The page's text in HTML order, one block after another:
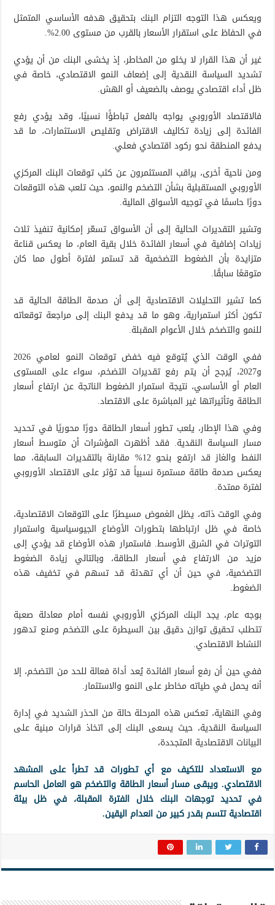
ويعكس هذا التوجه التزام البنك بتحقيق هدفه الأساسي المتمثل
في الحفاظ على استقرار الأسعار بالقرب من مستوى 2.00%.
غير أن هذا القرار لا يخلو من المخاطر، إذ يخشى البنك من أن يؤدي
تشديد السياسة النقدية إلى إضعاف النمو الاقتصادي، خاصة في
ظل أداء اقتصادي يوصف بالضعيف أو الهش.
فالاقتصاد الأوروبي يواجه بالفعل تباطؤًا نسبيًا، وقد يؤدي رفع
الفائدة إلى زيادة تكاليف الاقتراض وتقليص الاستثمارات، ما قد
يدفع المنطقة نحو ركود اقتصادي فعلي.
ومن ناحية أخرى، يراقب المستثمرون عن كثب توقعات البنك المركزي
الأوروبي المستقبلية بشأن التضخم والنمو، حيث تلعب هذه التوقعات
دورًا حاسمًا في توجيه الأسواق المالية.
وتشير التقديرات الحالية إلى أن الأسواق تسعّر إمكانية تنفيذ ثلاث
زيادات إضافية في أسعار الفائدة خلال بقية العام، ما يعكس قناعة
متزايدة بأن الضغوط التضخمية قد تستمر لفترة أطول مما كان
متوقعًا سابقًا.
كما تشير التحليلات الاقتصادية إلى أن صدمة الطاقة الحالية قد
تكون أكثر استمرارية، وهو ما قد يدفع البنك إلى مراجعة توقعاته
للنمو والتضخم خلال الأعوام المقبلة.
ففي الوقت الذي يُتوقع فيه خفض توقعات النمو لعامي 2026
و2027، يُرجح أن يتم رفع تقديرات التضخم، سواء على المستوى
العام أو الأساسي، نتيجة استمرار الضغوط الناتجة عن ارتفاع أسعار
الطاقة وتأثيراتها غير المباشرة على الاقتصاد.
وفي هذا الإطار، يلعب تطور أسعار الطاقة دورًا محوريًا في تحديد
مسار السياسة النقدية. فقد أظهرت المؤشرات أن متوسط أسعار
النفط والغاز قد ارتفع بنحو 12% مقارنة بالتقديرات السابقة، مما
يعكس صدمة طاقة مستمرة نسبياً قد تؤثر على الاقتصاد الأوروبي
لفترة ممتدة.
وفي الوقت ذاته، يظل الغموض مسيطرًا على التوقعات الاقتصادية،
خاصة في ظل ارتباطها بتطورات الأوضاع الجيوسياسية واستمرار
التوترات في الشرق الأوسط. فاستمرار هذه الأوضاع قد يؤدي إلى
مزيد من الارتفاع في أسعار الطاقة، وبالتالي زيادة الضغوط
التضخمية، في حين أن أي تهدئة قد تسهم في تخفيف هذه
الضغوط.
بوجه عام، يجد البنك المركزي الأوروبي نفسه أمام معادلة صعبة
تتطلب تحقيق توازن دقيق بين السيطرة على التضخم ومنع تدهور
النشاط الاقتصادي.
ففي حين أن رفع أسعار الفائدة يُعد أداة فعالة للحد من التضخم، إلا
أنه يحمل في طياته مخاطر على النمو والاستثمار.
وفي النهاية، تعكس هذه المرحلة حالة من الحذر الشديد في إدارة
السياسة النقدية، حيث يسعى البنك إلى اتخاذ قرارات مبنية على
البيانات الاقتصادية المتجددة،
مع الاستعداد للتكيف مع أي تطورات قد تطرأ على المشهد
الاقتصادي. ويبقى مسار أسعار الطاقة والتضخم هو العامل الحاسم
في تحديد توجهات البنك خلال الفترة المقبلة، في ظل بيئة
اقتصادية تتسم بقدر كبير من انعدام اليقين.